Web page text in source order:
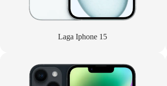
Laga Iphone 15